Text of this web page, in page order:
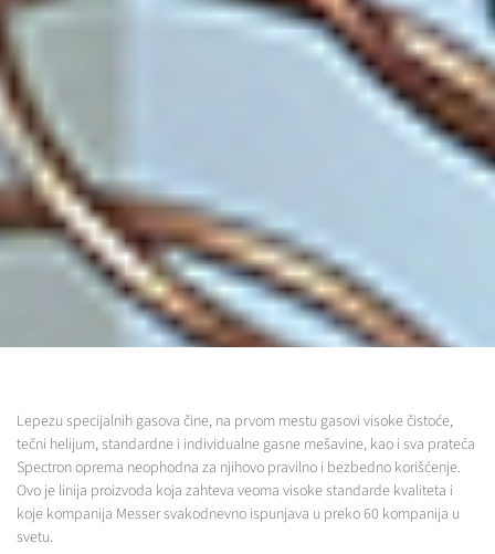
Lepezu specijalnih gasova čine, na prvom mestu gasovi visoke čistoće,
tečni helijum, standardne i individualne gasne mešavine, kao i sva prateća
Spectron oprema neophodna za njihovo pravilno i bezbedno korišćenje.
Ovo je linija proizvoda koja zahteva veoma visoke standarde kvaliteta i
koje kompanija Messer svakodnevno ispunjava u preko 60 kompanija u
svetu.